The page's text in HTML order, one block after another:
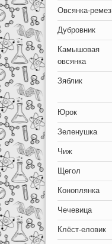
Овсянка-ремез
Дубровник
Камышовая
овсянка
Зяблик
Юрок
Зеленушка
Чиж
Щегол
Коноплянка
Чечевица
Клёст-еловик